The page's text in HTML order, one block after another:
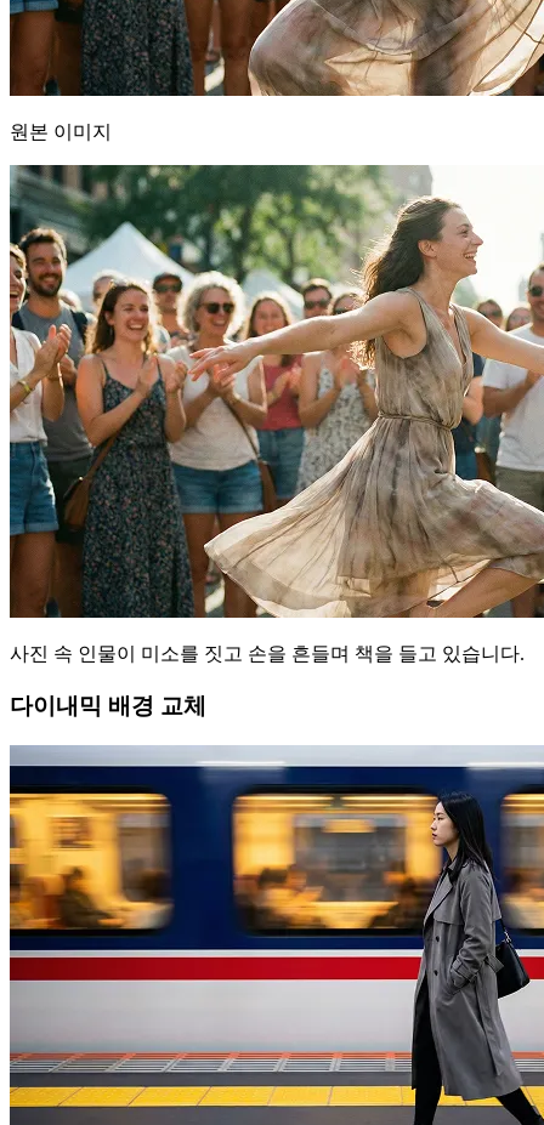
원본 이미지
사진 속 인물이 미소를 짓고 손을 흔들며 책을 들고 있습니다.
다이내믹 배경 교체